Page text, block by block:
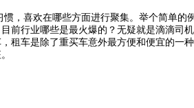
喜欢在哪些方面进行聚集。举个简单的
前行业哪些是最火爆的？无疑就是滴滴司
租车是除了重买车意外最方便和便宜的一